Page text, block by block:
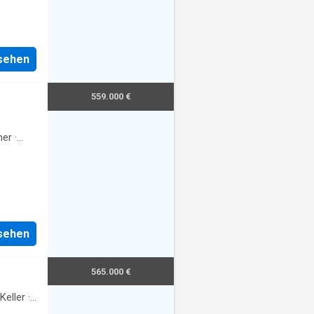
·
559.000 €
Keller ·
565.000 €